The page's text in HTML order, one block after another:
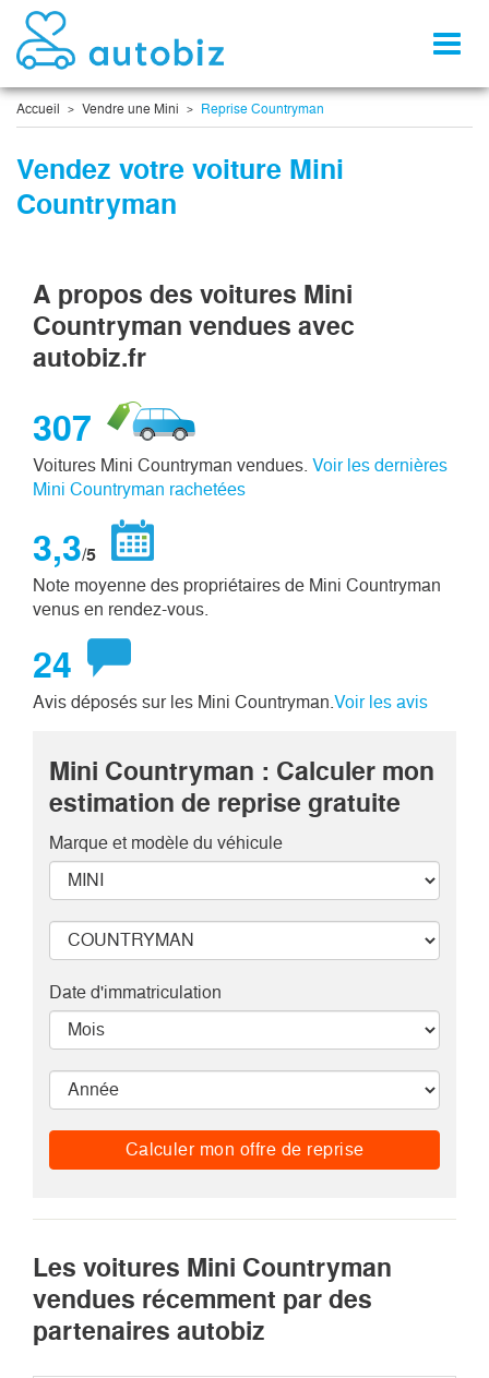
Accueil Vendre une Mini Reprise Countryman
Vendez votre voiture Mini
Countryman
A propos des voitures Mini
Countryman vendues avec
autobiz.fr
307
Voitures Mini Countryman vendues. Voir les dernières
Mini Countryman rachetées
3,3/5
Note moyenne des propriétaires de Mini Countryman
venus en rendez-vous.
24
Avis déposés sur les Mini Countryman. Voir les avis
Mini Countryman : Calculer mon
estimation de reprise gratuite
Marque et modèle du véhicule
Date d'immatriculation
Calculer mon offre de reprise
Les voitures Mini Countryman
vendues récemment par des
partenaires autobiz